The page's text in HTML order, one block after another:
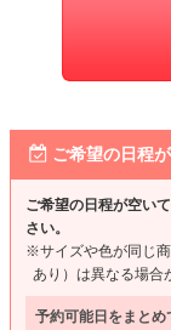
ご希望の日程
ご希望の日程が空い
さい。
※サイズや色が同じ
あり）は異なる場合
予約可能日をまとめ